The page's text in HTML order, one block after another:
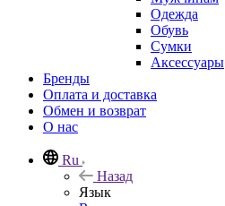
Одежда
Обувь
Сумки
Аксессуары
Бренды
Оплата и доставка
Обмен и возврат
О нас
Ru
Назад
Язык